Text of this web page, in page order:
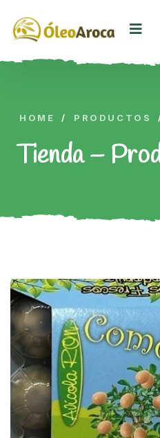
HOME / PRODUCTOS
Tienda –